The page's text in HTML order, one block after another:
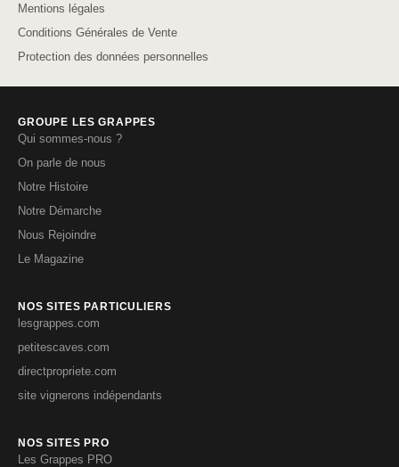
Mentions légales
Conditions Générales de Vente
Protection des données personnelles
GROUPE LES GRAPPES
Qui sommes-nous ?
On parle de nous
Notre Histoire
Notre Démarche
Nous Rejoindre
Le Magazine
NOS SITES PARTICULIERS
lesgrappes.com
petitescaves.com
directpropriete.com
site vignerons indépendants
NOS SITES PRO
Les Grappes PRO